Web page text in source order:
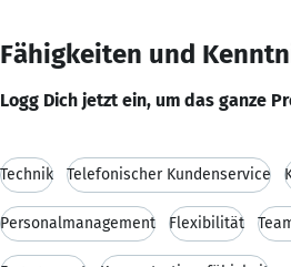
Fähigkeiten und
Logg Dich jetzt ein, um das ganze
Technik Telefonischer Kundenservice
Personalmanagement Flexibilität